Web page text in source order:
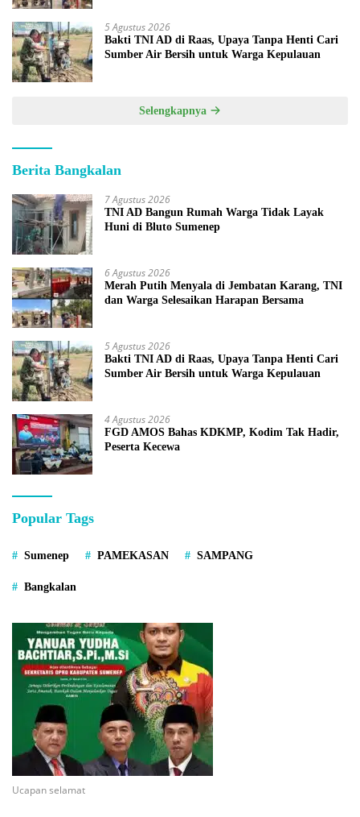
5 Agustus 2026
Bakti TNI AD di Raas, Upaya Tanpa Henti Cari
Sumber Air Bersih untuk Warga Kepulauan
Selengkapnya
Berita Bangkalan
7 Agustus 2026
TNI AD Bangun Rumah Warga Tidak Layak
Huni di Bluto Sumenep
6 Agustus 2026
Merah Putih Menyala di Jembatan Karang, TNI
dan Warga Selesaikan Harapan Bersama
5 Agustus 2026
Bakti TNI AD di Raas, Upaya Tanpa Henti Cari
Sumber Air Bersih untuk Warga Kepulauan
4 Agustus 2026
FGD AMOS Bahas KDKMP, Kodim Tak Hadir,
Peserta Kecewa
Popular Tags
Sumenep PAMEKASAN SAMPANG
Bangkalan
Ucapan selamat